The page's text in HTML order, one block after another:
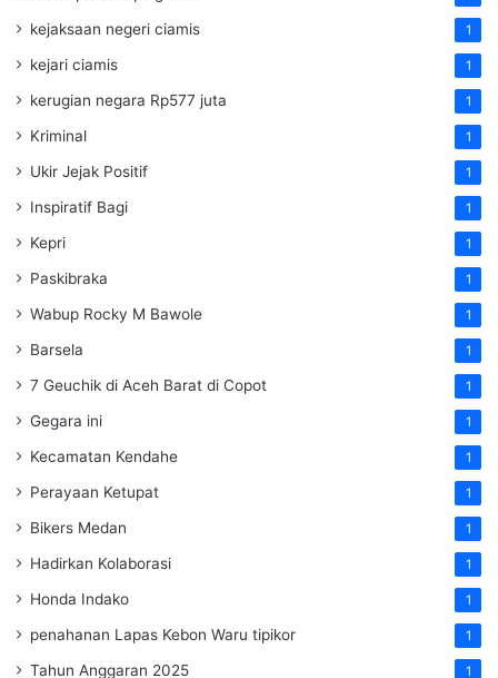
kejaksaan negeri ciamis 1
kejari ciamis 1
kerugian negara Rp577 juta 1
Kriminal 1
Ukir Jejak Positif 1
Inspiratif Bagi 1
Kepri 1
Paskibraka 1
Wabup Rocky M Bawole 1
Barsela 1
7 Geuchik di Aceh Barat di Copot 1
Gegara ini 1
Kecamatan Kendahe 1
Perayaan Ketupat 1
Bikers Medan 1
Hadirkan Kolaborasi 1
Honda Indako 1
penahanan Lapas Kebon Waru tipikor 1
Tahun Anggaran 2025 1